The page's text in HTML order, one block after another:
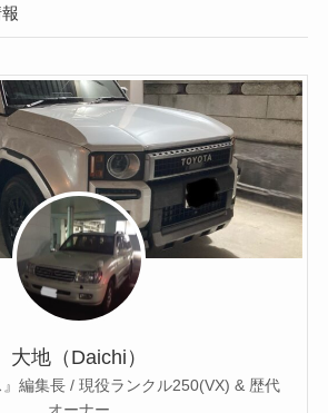
大地（Daichi）
』編集長 / 現役ランクル250(VX) & 歴代